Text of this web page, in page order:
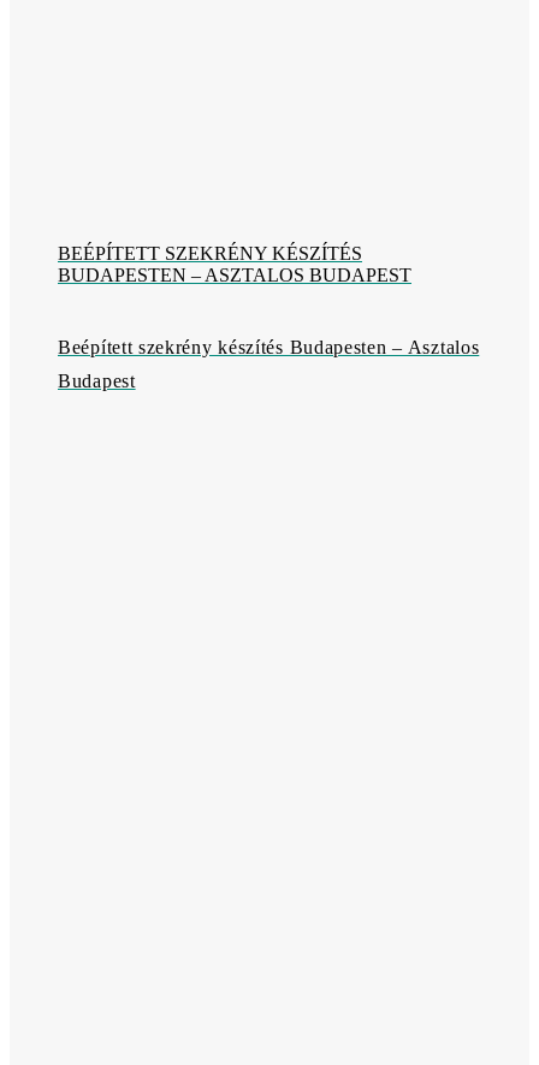
BEÉPÍTETT SZEKRÉNY KÉSZÍTÉS
BUDAPESTEN – ASZTALOS BUDAPEST
Beépített szekrény készítés Budapesten – Asztalos
Budapest